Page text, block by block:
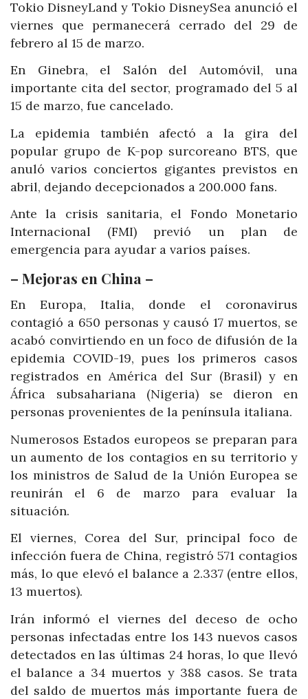
Tokio DisneyLand y Tokio DisneySea anunció el
viernes que permanecerá cerrado del 29 de
febrero al 15 de marzo.
En Ginebra, el Salón del Automóvil, una
importante cita del sector, programado del 5 al
15 de marzo, fue cancelado.
La epidemia también afectó a la gira del
popular grupo de K-pop surcoreano BTS, que
anuló varios conciertos gigantes previstos en
abril, dejando decepcionados a 200.000 fans.
Ante la crisis sanitaria, el Fondo Monetario
Internacional (FMI) previó un plan de
emergencia para ayudar a varios países.
– Mejoras en China –
En Europa, Italia, donde el coronavirus
contagió a 650 personas y causó 17 muertos, se
acabó convirtiendo en un foco de difusión de la
epidemia COVID-19, pues los primeros casos
registrados en América del Sur (Brasil) y en
África subsahariana (Nigeria) se dieron en
personas provenientes de la península italiana.
Numerosos Estados europeos se preparan para
un aumento de los contagios en su territorio y
los ministros de Salud de la Unión Europea se
reunirán el 6 de marzo para evaluar la
situación.
El viernes, Corea del Sur, principal foco de
infección fuera de China, registró 571 contagios
más, lo que elevó el balance a 2.337 (entre ellos,
13 muertos).
Irán informó el viernes del deceso de ocho
personas infectadas entre los 143 nuevos casos
detectados en las últimas 24 horas, lo que llevó
el balance a 34 muertos y 388 casos. Se trata
del saldo de muertos más importante fuera de